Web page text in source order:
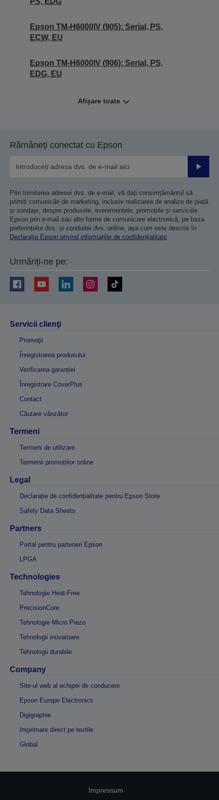
Epson TM-H6000IV (905): Serial, PS,
ECW, EU
Epson TM-H6000IV (906): Serial, PS,
EDG, EU
Afișare toate
Rămâneți conectat cu Epson
Prin trimiterea adresei dvs. de e-mail, vă dați consimțământul să
primiți comunicări de marketing, inclusiv realizarea de analize de piață
și sondaje, despre produsele, evenimentele, promoțiile și serviciile
Epson prin e-mail sau alte forme de comunicare electronică, pe baza
preferințelor dvs. și conduitei dvs. online, așa cum este descris în
Declarația Epson privind informațiile de confidențialitate
Urmăriți-ne pe:
Servicii clienţi
Promoţii
Înregistrarea produsului
Verificarea garanției
Înregistrare CoverPlus
Contact
Căutare vânzător
Termeni
Termeni de utilizare
Termenii promoțiilor online
Legal
Declarație de confidențialitate pentru Epson Store
Safety Data Sheets
Partners
Portal pentru parteneri Epson
LPGA
Technologies
Tehnologie Heat-Free
PrecisionCore
Tehnologie Micro Piezo
Tehnologii inovatoare
Tehnologii durabile
Company
Site-ul web al echipei de conducere
Epson Europe Electronics
Digigraphie
Imprimare direct pe textile
Global
Impressum